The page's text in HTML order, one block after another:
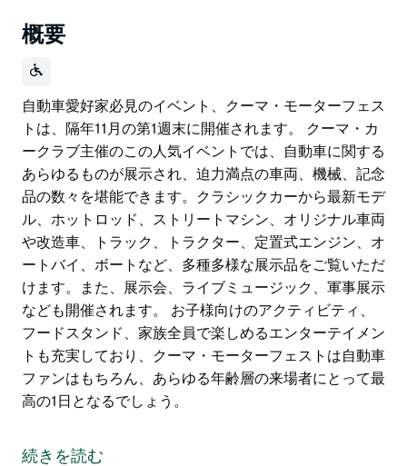
概要
自動車愛好家必見のイベント、クーマ・モーターフェス
トは、隔年11月の第1週末に開催されます。 クーマ・カ
ークラブ主催のこの人気イベントでは、自動車に関する
あらゆるものが展示され、迫力満点の車両、機械、記念
品の数々を堪能できます。クラシックカーから最新モデ
ル、ホットロッド、ストリートマシン、オリジナル車両
や改造車、トラック、トラクター、定置式エンジン、オ
ートバイ、ボートなど、多種多様な展示品をご覧いただ
けます。また、展示会、ライブミュージック、軍事展示
なども開催されます。 お子様向けのアクティビティ、
フードスタンド、家族全員で楽しめるエンターテイメン
トも充実しており、クーマ・モーターフェストは自動車
ファンはもちろん、あらゆる年齢層の来場者にとって最
高の1日となるでしょう。
トは、隔年11月の第1週末に開催されます。
続きを読む